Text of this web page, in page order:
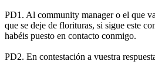
PD1. Al community manager o el que
que se deje de florituras, si sigue este
habéis puesto en contacto conmigo.
PD2. En contestación a vuestra